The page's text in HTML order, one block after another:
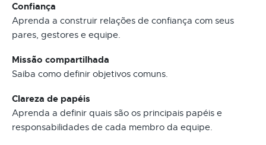
Confiança
Aprenda a construir relações de confiança com seus
pares, gestores e equipe.
Missão compartilhada
Saiba como definir objetivos comuns.
Clareza de papéis
Aprenda a definir quais são os principais papéis e
responsabilidades de cada membro da equipe.